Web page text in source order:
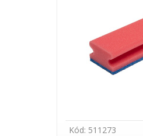
Kód: 511273